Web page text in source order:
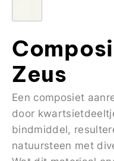
Zeus
Een composiet
door
bindmiddel,
natuursteen met